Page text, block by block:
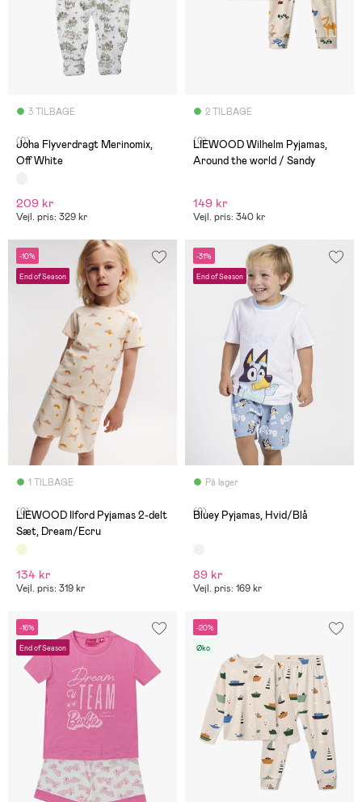
3 TILBAGE
(0)
Joha Flyverdragt Merinomix,
Off White
209 kr
Vejl. pris: 329 kr
2 TILBAGE
(0)
LIEWOOD Wilhelm Pyjamas,
Around the world / Sandy
149 kr
Vejl. pris: 340 kr
-10%
End of Season
1 TILBAGE
(0)
LIEWOOD Ilford Pyjamas 2-delt
Sæt, Dream/Ecru
134 kr
Vejl. pris: 319 kr
-31%
End of Season
På lager
(0)
Bluey Pyjamas, Hvid/Blå
89 kr
Vejl. pris: 169 kr
-16%
End of Season
-20%
Øko